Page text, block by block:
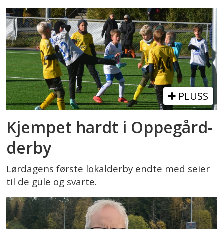
PLUSS
Kjempet hardt i Oppegård-
derby
Lørdagens første lokalderby endte med seier
til de gule og svarte.